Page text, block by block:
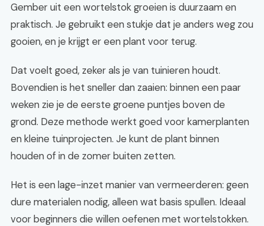
Gember uit een wortelstok groeien is duurzaam en
praktisch. Je gebruikt een stukje dat je anders weg zou
gooien, en je krijgt er een plant voor terug.
Dat voelt goed, zeker als je van tuinieren houdt.
Bovendien is het sneller dan zaaien: binnen een paar
weken zie je de eerste groene puntjes boven de
grond. Deze methode werkt goed voor kamerplanten
en kleine tuinprojecten. Je kunt de plant binnen
houden of in de zomer buiten zetten.
Het is een lage-inzet manier van vermeerderen: geen
dure materialen nodig, alleen wat basis spullen. Ideaal
voor beginners die willen oefenen met wortelstokken.